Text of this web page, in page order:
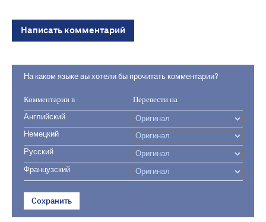
Написать комментарий
На каком языке вы хотели бы прочитать комментарии?
Комментарии в Перевести на
Английский
Немецкий
Русский
Французский
Сохранить